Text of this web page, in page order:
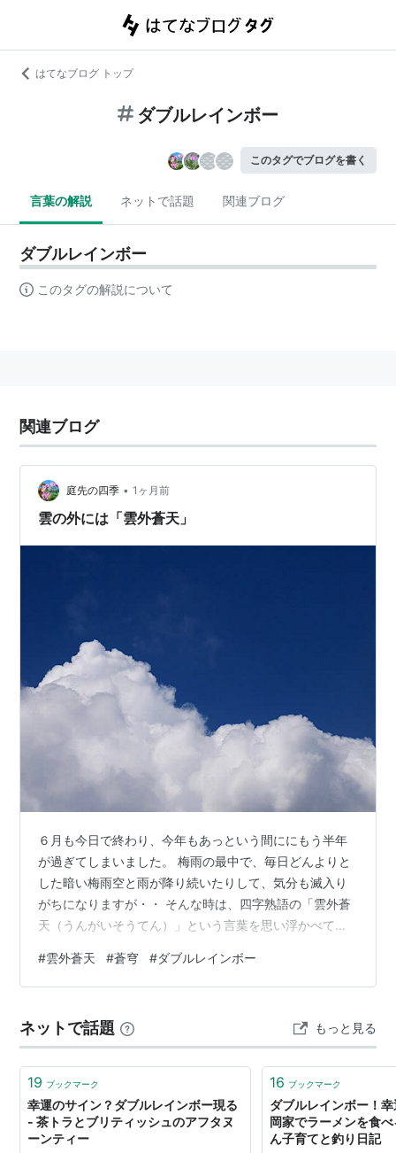
はてなブログ トップ
ダブルレインボー
このタグでブログを書く
言葉の解説 ネットで話題 関連ブログ
ダブルレインボー
このタグの解説について
関連ブログ
庭先の四季 • 1ヶ月前
雲の外には「雲外蒼天」
６月も今日で終わり、今年もあっという間ににもう半年
が過ぎてしまいました。 梅雨の最中で、毎日どんよりと
した暗い梅雨空と雨が降り続いたりして、気分も滅入り
がちになりますが・・ そんな時は、四字熟語の「雲外蒼
天（うんがいそうてん）」という言葉を思い浮かべて、
さまざまな障害や悩みの意。 だが暗雲の上に出れば、蒼
穹（あおぞら）は広くあたたかい。 たとえ今が思うよう
としても・・ 雲の上には広くあたたかい蒼穹（あおぞ
ら）が広がっている。 困難を乗り越えて克服すれば、快
い青空が望める、だから絶望してはいけ…
#雲外蒼天 #蒼穹 #ダブルレインボー
ネットで話題 もっと見る
19 ブックマーク
幸運のサイン？ダブルレインボー現る
- 茶トラとブリティッシュのアフタヌ
ーンティー
16 ブックマーク
ダブルレインボー！
岡家でラーメンを食
ん子育てと釣り日記